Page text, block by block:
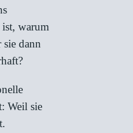
warum
dann
Weil sie